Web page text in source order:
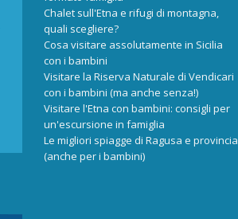
Chalet sull'Etna e rifugi di montagna,
quali scegliere?
Cosa visitare assolutamente in Sicilia
con i bambini
Visitare la Riserva Naturale di Vendicari
con i bambini (ma anche senza!)
Visitare l'Etna con bambini: consigli per
un'escursione in famiglia
Le migliori spiagge di Ragusa e provincia
(anche per i bambini)